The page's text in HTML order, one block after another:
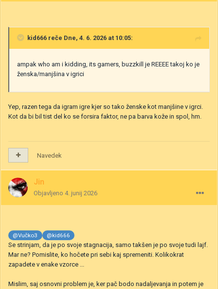
kid666 reče Dne, 4. 6. 2026 at 10:05:
ampak who am i kidding, its gamers, buzzkill je REEEE takoj ko je
ženska/manjšina v igrici
Yep, razen tega da igram igre kjer so tako ženske kot manjšine v igrci.
Kot da bi bil tist del ko se forsira faktor, ne pa barva kože in spol, hm.
Navedek
Jin
Objavljeno 4. junij 2026
@Vučko3 @kid666
Se strinjam, da je po svoje stagnacija, samo takšen je po svoje tudi lajf.
Mar ne? Pomislite, ko hočete pri sebi kaj spremeniti. Kolikokrat
zapadete v enake vzorce ...
Mislim, saj osnovni problem je, ker pač bodo nadaljevanja in potem je